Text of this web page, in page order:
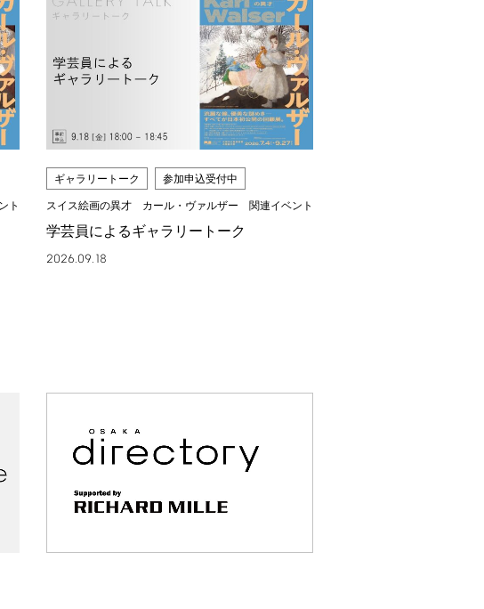
ト
ギャラリートーク 参加申込受付中
スイス絵画の異才 カール・ヴァルザー 関連イベント
学芸員によるギャラリートーク
2026.09.18